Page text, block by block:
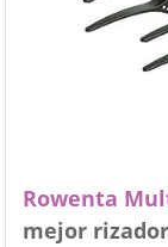
Rowenta
mejor